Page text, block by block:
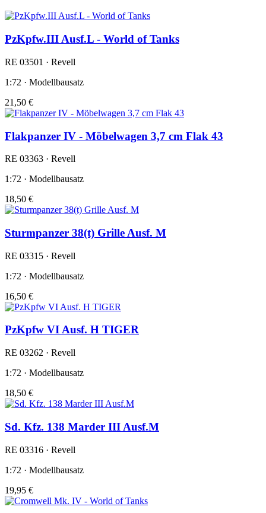
PzKpfw.III Ausf.L - World of Tanks
RE 03501 · Revell
1:72 · Modellbausatz
21,50 €
Flakpanzer IV - Möbelwagen 3,7 cm Flak 43
RE 03363 · Revell
1:72 · Modellbausatz
18,50 €
Sturmpanzer 38(t) Grille Ausf. M
RE 03315 · Revell
1:72 · Modellbausatz
16,50 €
PzKpfw VI Ausf. H TIGER
RE 03262 · Revell
1:72 · Modellbausatz
18,50 €
Sd. Kfz. 138 Marder III Ausf.M
RE 03316 · Revell
1:72 · Modellbausatz
19,95 €